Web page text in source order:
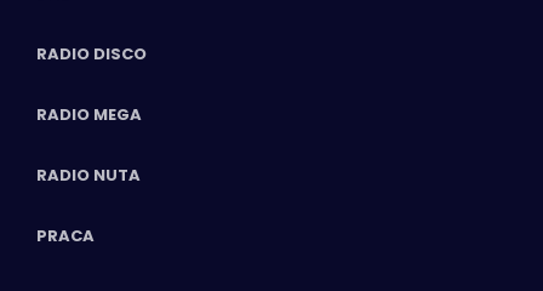
RADIO DISCO
RADIO MEGA
RADIO NUTA
PRACA